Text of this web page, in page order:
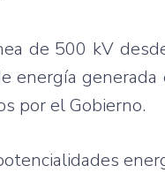
de 500 kV
energía generada
por el Gobierno.